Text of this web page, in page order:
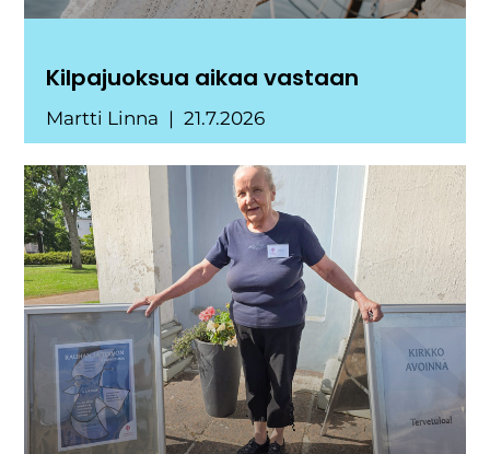
Kilpajuoksua aikaa vastaan
Martti Linna 21.7.2026